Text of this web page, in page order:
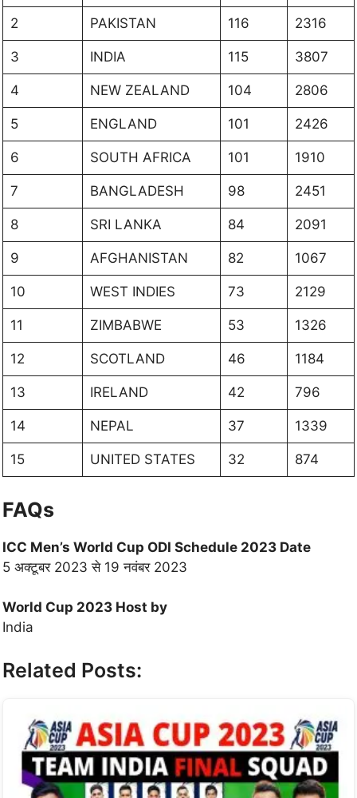
2 PAKISTAN 116 2316
3 INDIA 115 3807
4 NEW ZEALAND 104 2806
5 ENGLAND 101 2426
6 SOUTH AFRICA 101 1910
7 BANGLADESH 98 2451
8 SRI LANKA 84 2091
9 AFGHANISTAN 82 1067
10 WEST INDIES 73 2129
11 ZIMBABWE 53 1326
12 SCOTLAND 46 1184
13 IRELAND 42 796
14 NEPAL 37 1339
15 UNITED STATES 32 874
FAQs
ICC Men’s World Cup ODI Schedule 2023 Date
5 अक्टूबर 2023 से 19 नवंबर 2023
World Cup 2023 Host by
India
Related Posts: